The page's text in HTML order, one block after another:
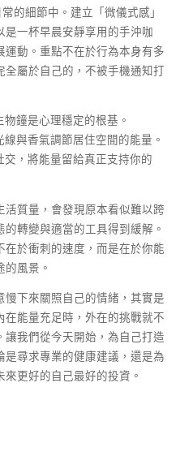
的細節中。建立「微儀式感」
一杯早晨安靜享用的手沖咖
運動。重點不在於行為本身有多
屬於自己的，不被手機通知打
鐘是心理穩定的根基。
與香氣調節居住空間的能量。
，將能量留給真正支持你的
活質量，會發現原本看似難以跨
轉變與適當的工具得到緩解。
在於衝刺的速度，而是在於你能
風景。
下來關照自己的情緒，其實是
能量充足時，外在的挑戰就不
我們從今天開始，為自己打造
尋求專業的健康建議，還是為
更好的自己最好的投資。